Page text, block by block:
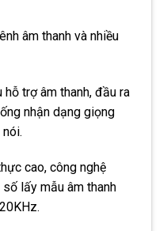
âm thanh và nhiều
trợ âm thanh, đầu ra
nhận dạng giọng
cao, công nghệ
lấy mẫu âm thanh